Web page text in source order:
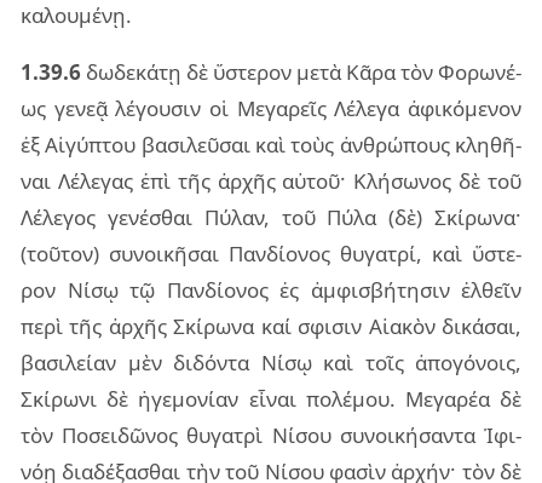
κα­λου­μέ­νῃ.
1.39.6 δω­δε­κά­τῃ δὲ ὕστε­ρον μετὰ Κᾶρα τὸν Φορω­νέ­
ως γε­νεᾷ λέ­γου­σιν οἱ Μεγα­ρεῖς Λέλε­γα ἀφι­κό­με­νον
ἐξ Αἰγύ­πτου βα­σι­λεῦ­σαι καὶ τοὺς ἀν­θρώ­πους κλη­θῆ­
ναι Λέλε­γας ἐπὶ τῆς ἀρ­χῆς αὐ­τοῦ· Κλή­σω­νος δὲ τοῦ
Λέλε­γος γε­νέ­σθαι Πύλαν, τοῦ Πύλα (δὲ) Σκί­ρω­να·
(τοῦ­τον) συ­νοι­κῆ­σαι Παν­δί­ο­νος θυ­γα­τρί, καὶ ὕστε­
ρον Νίσῳ τῷ Παν­δί­ο­νος ἐς ἀμ­φι­σβή­τη­σιν ἐλ­θεῖν
περὶ τῆς ἀρ­χῆς Σκί­ρω­να καί σφι­σιν Αἰα­κὸν δι­κά­σαι,
βα­σι­λεί­αν μὲν δι­δόν­τα Νίσῳ καὶ τοῖς ἀπο­γό­νοις,
Σκί­ρω­νι δὲ ἡγε­μο­νί­αν εἶ­ναι πο­λέ­μου. Μεγα­ρέα δὲ
τὸν Ποσει­δῶ­νος θυ­γα­τρὶ Νίσου συ­νοι­κή­σαν­τα Ἰφι­
νόῃ δια­δέ­ξα­σθαι τὴν τοῦ Νίσου φα­σὶν ἀρ­χήν· τὸν δὲ